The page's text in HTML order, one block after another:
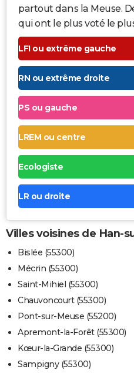
partout dans la Meuse.
qui ont le plus voté le plus
LFI ou extrême gauche
RN ou extrême droite
PS ou gauche
LREM ou centre
Ecologiste
LR ou droite
Villes voisines de Han-
Bislée (55300)
Mécrin (55300)
Saint-Mihiel (55300)
Chauvoncourt (55300)
Pont-sur-Meuse (55200)
Apremont-la-Forêt (55300)
Kœur-la-Grande (55300)
Sampigny (55300)